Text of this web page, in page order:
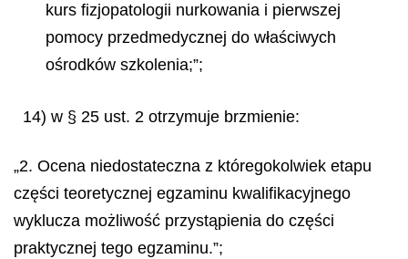
kurs fizjopatologii nurkowania i pierwszej
pomocy przedmedycznej do właściwych
ośrodków szkolenia;”;
14) w § 25 ust. 2 otrzymuje brzmienie:
„2. Ocena niedostateczna z któregokolwiek etapu
części teoretycznej egzaminu kwalifikacyjnego
wyklucza możliwość przystąpienia do części
praktycznej tego egzaminu.”;